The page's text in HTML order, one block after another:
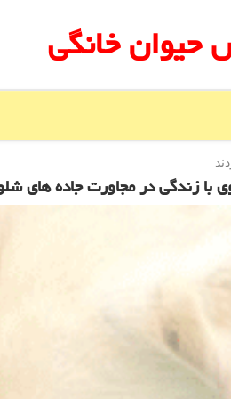
خانگی
با زندگی در مجاورت جاده های